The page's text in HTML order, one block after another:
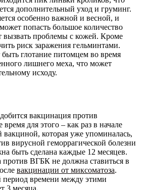
дополнительный уход и груминг.
особенно важной и весной, и
попасть большое количество
вызвать проблемы с кожей. Кроме
риск заражения гельминтами.
глотание питомцем во время
лишнего меха, что может
исходу.
вакцинация против
для этого – как раз в начале
которая уже упоминалась,
вирусной геморрагической болезни
быть сделана каждые 12 месяцев.
ВГБК не должна ставиться в
вакцинации от миксоматоза.
времени между этими
3 месяца.